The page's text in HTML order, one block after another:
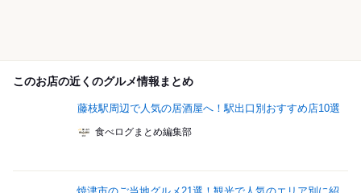
このお店の近くのグルメ情報まとめ
藤枝駅周辺で人気の居酒屋へ！駅出口別おすすめ店10選
食べログまとめ編集部